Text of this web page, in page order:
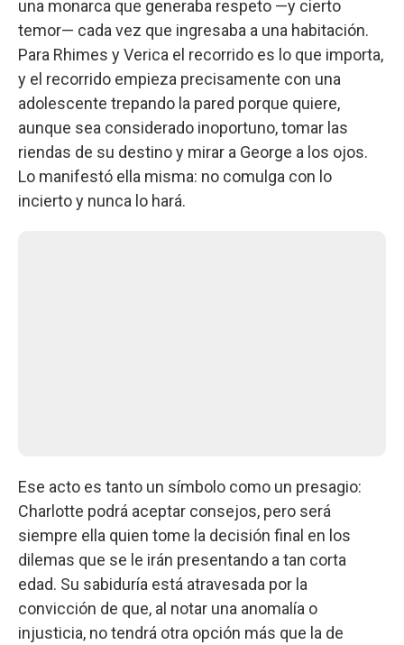
una monarca que generaba respeto —y cierto
temor— cada vez que ingresaba a una habitación.
Para Rhimes y Verica el recorrido es lo que importa,
y el recorrido empieza precisamente con una
adolescente trepando la pared porque quiere,
aunque sea considerado inoportuno, tomar las
riendas de su destino y mirar a George a los ojos.
Lo manifestó ella misma: no comulga con lo
incierto y nunca lo hará.
Ese acto es tanto un símbolo como un presagio:
Charlotte podrá aceptar consejos, pero será
siempre ella quien tome la decisión final en los
dilemas que se le irán presentando a tan corta
edad. Su sabiduría está atravesada por la
convicción de que, al notar una anomalía o
injusticia, no tendrá otra opción más que la de